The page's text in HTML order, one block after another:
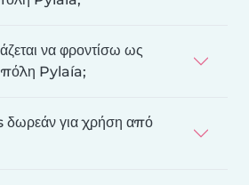
να φροντίσω ως
Pylaía;
δωρεάν για χρήση από